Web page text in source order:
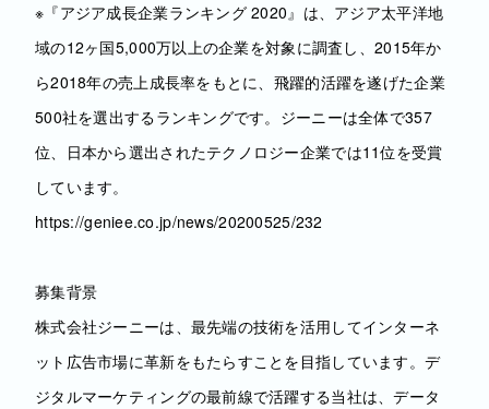
※『アジア成長企業ランキング 2020』は、アジア太平洋地
域の12ヶ国5,000万以上の企業を対象に調査し、2015年か
ら2018年の売上成長率をもとに、飛躍的活躍を遂げた企業
500社を選出するランキングです。ジーニーは全体で357
位、日本から選出されたテクノロジー企業では11位を受賞
しています。
https://geniee.co.jp/news/20200525/232
募集背景
株式会社ジーニーは、最先端の技術を活用してインターネ
ット広告市場に革新をもたらすことを目指しています。デ
ジタルマーケティングの最前線で活躍する当社は、データ